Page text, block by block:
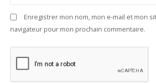
Enregistrer mon nom, mon e-mail et mon
navigateur pour mon prochain commentaire.